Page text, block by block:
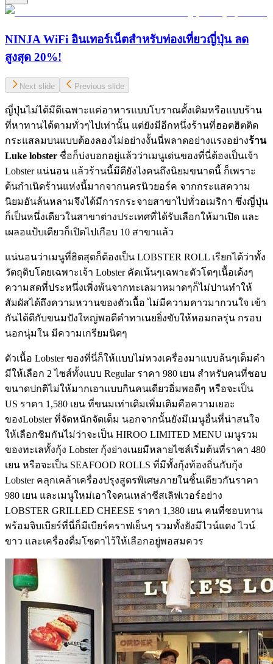
NINJA WiFi อินเทอร์เน็ตสำหรับท่องเที่ยวญี่ปุ่น ลด
สูงสุด 20%!
Next slide Previous slide
ญี่ปุ่นไม่ได้มีดีเฉพาะแค่อาหารแบบโบราณดั้งเดิมหรือแบบร้าน
ที่หาทานได้ตามทั่วๆไปเท่านั้น แต่ยังมีอีกหนึ่งร้านที่ฮอตฮิตติด
กระแสลมบนแบบต้องลองไม่อย่างงั้นนี่พลาดอย่างแรงอย่างร้าน
Luke lobster ชื่อก็บ่งบอกอยู่แล้วว่าเมนูเด่นของที่นี่ต้องเป็นเจ้า
Lobster แน่นอน แล้วร้านนี้มีดียังไงคนถึงนิยมขนาดนี้ ก็เพราะ
ต้นกำเนิดร้านแห่งนี้มากจากนครนิวยอร์ค จากกระแสความ
นิยมอันล้นหลามจึงได้มีการกระจายสาขาไปทั่วอเมริกา ซึ่งญี่ปุ่น
ก็เป็นหนึ่งเดียวในสาขาต่างประเทศที่ได้รับเลือกให้มาเปิด และ
เผลอแป้บเดียวก็เปิดไปเกือบ 10 สาขาแล้ว
แน่นอนว่าเมนูที่ฮิตสุดก็ต้องเป็น LOBSTER ROLL เรียกได้ว่าทั้ง
วัตถุดิบโดยเฉพาะเจ้า Lobster คัดเน้นๆเฉพาะตัวโตๆเนื้อเด้งๆ
ความสดที่ประหนึ่งเพิ่งพ้นจากทะเลมาหมาดๆก็ไม่ปานทำให้
สัมผัสได้ถึงความหวานของตัวเนื้อ ไม่มีความคาวมากวนใจ เข้า
กันได้ดีกับขนมปังใหญ่พอดีคำทาเนยยิ่งขับให้หอมกลรุ่น กรอบ
นอกนุ่มใน มีความเกรียมนิดๆ
ตัวเนื้อ Lobster ของที่นี่ก็ให้แบบไม่หวงเครื่องมาแบบล้นๆเต็มคำ
มีให้เลือก 2 ไซส์ทั้งแบบ Regular ราคา 980 เยน สำหรับคนที่ชอบ
ขนาดปกติไม่ให้มากเอาแบบกินคนเดียวอิ่มพอดีๆ หรือจะเป็น
US ราคา 1,580 เยน ที่ขนมเท่าเดิมเพิ่มเติมคือความเยอะ
ของLobster ที่จัดหนักจัดเต็ม นอกจากนั้นยังมีเมนูอื่นที่น่าสนใจ
ให้เลือกชิมกันไม่ว่าจะเป็น HIROO LIMITED MENU เมนูรวม
ของทะเลทั้งกุ้ง Lobster กุ้งย่างเนยมีหลายไซส์เริ่มต้นที่ราคา 480
เยน หรือจะเป็น SEAFOOD ROLLS ที่มีทั้งกุ้งท้องถิ่นกับกุ้ง
Lobster คลุกเคล้าเครื่องปรุงสูตรพิเศษภายในชิ้นเดียวกันราคา
980 เยน และเมนูใหม่เอาใจคนเหล่าชีสเลิฟเวอร์อย่าง
LOBSTER GRILLED CHEESE ราคา 1,380 เยน คนที่ชอบทาน
พร้อมจิบเบียร์ที่นี่ก็มีเบียร์คราฟเย็นๆ รวมทั้งยังมีไวน์แดง ไวน์
ขาว และเครื่องดื่มโซดาไว้ให้เลือกอยู่พอสมควร